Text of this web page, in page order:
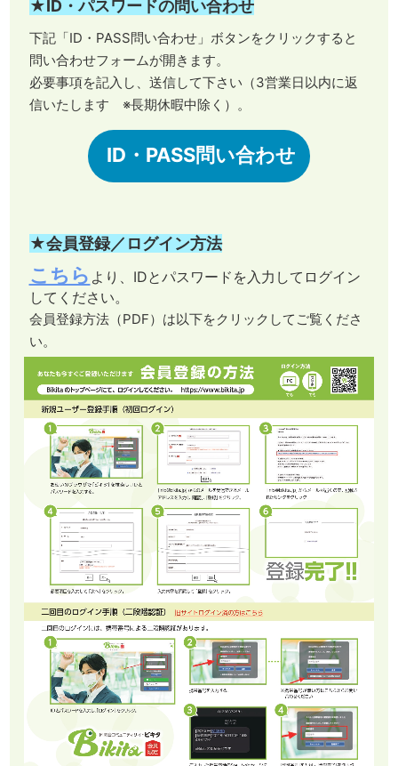
★ID・パスワードの問い合わせ
下記「ID・PASS問い合わせ」ボタンをクリックすると
問い合わせフォームが開きます。
必要事項を記入し、送信して下さい（3営業日以内に返
信いたします ※長期休暇中除く）。
ID・PASS問い合わせ
★会員登録／ログイン方法
こちら より、IDとパスワードを入力してログイン
してください。
会員登録方法（PDF）は以下をクリックしてご覧くださ
い。